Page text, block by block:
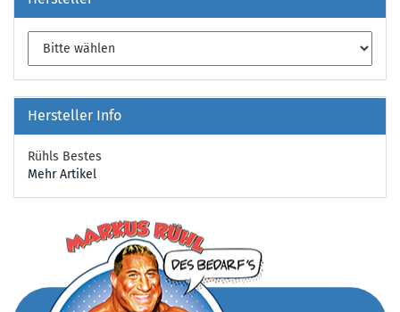
Hersteller Info
Rühls Bestes
Mehr Artikel